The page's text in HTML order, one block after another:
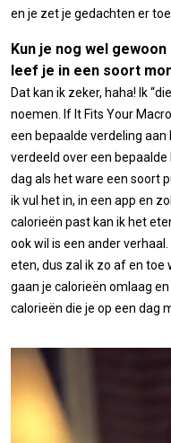
en je zet je gedachten er
Kun je nog wel
leef je in een soort
Dat kan ik zeker, haha! Ik
noemen. If It Fits Your
een bepaalde verdeling
verdeeld over een
dag als het ware een soort
ik vul het in, in een app en
calorieën past kan ik het
ook wil is een ander
eten, dus zal ik zo af en toe
gaan je calorieën omlaag
calorieën die je op een dag